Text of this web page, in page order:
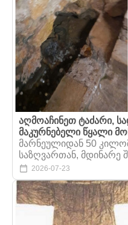
აღმოაჩინეთ ტაძარი,
მაკურნებელი წყალი
მარნეულიდან 50
საზღვართან, მდინარე
2026-07-23